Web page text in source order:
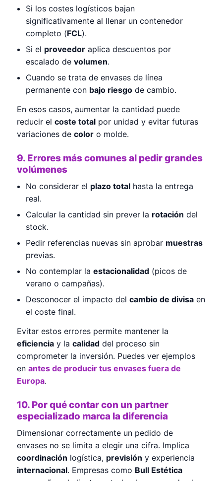
Si los costes logísticos bajan
significativamente al llenar un contenedor
completo (FCL).
Si el proveedor aplica descuentos por
escalado de volumen.
Cuando se trata de envases de línea
permanente con bajo riesgo de cambio.
En esos casos, aumentar la cantidad puede
reducir el coste total por unidad y evitar futuras
variaciones de color o molde.
9. Errores más comunes al pedir grandes
volúmenes
No considerar el plazo total hasta la entrega
real.
Calcular la cantidad sin prever la rotación del
stock.
Pedir referencias nuevas sin aprobar muestras
previas.
No contemplar la estacionalidad (picos de
verano o campañas).
Desconocer el impacto del cambio de divisa en
el coste final.
Evitar estos errores permite mantener la
eficiencia y la calidad del proceso sin
comprometer la inversión. Puedes ver ejemplos
en antes de producir tus envases fuera de
Europa.
10. Por qué contar con un partner
especializado marca la diferencia
Dimensionar correctamente un pedido de
envases no se limita a elegir una cifra. Implica
coordinación logística, previsión y experiencia
internacional. Empresas como Bull Estética